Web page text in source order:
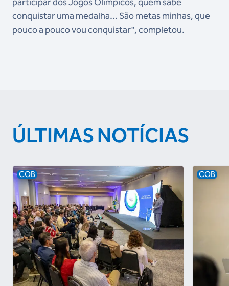
conquistar uma medalha... São metas minhas, que
pouco a pouco vou conquistar", completou.
ÚLTIMAS NOTÍCIAS
COB COB